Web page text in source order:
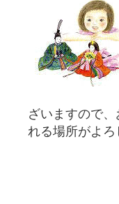
ざいますので
れる場所がよ